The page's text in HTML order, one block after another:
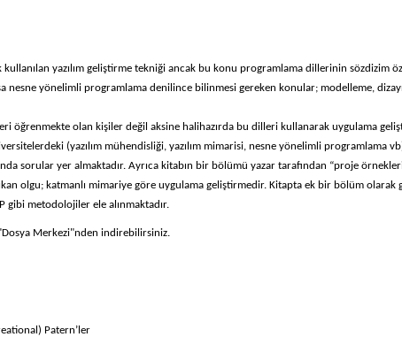
yazılım geliştirme tekniği ancak bu konu programlama dillerinin sözdizim
nesne yönelimli programlama denilince bilinmesi gereken konular; modelleme,
öğrenmekte olan kişiler değil aksine halihazırda bu dilleri kullanarak uygulama
(yazılım mühendisliği, yazılım mimarisi, nesne yönelimli
sorular yer almaktadır. Ayrıca kitabın bir bölümü yazar tarafından “proje
olgu; katmanlı mimariye göre uygulama geliştirmedir. Kitapta ek bir bölüm
gibi metodolojiler ele alınmaktadır.
Merkezi"nden indirebilirsiniz.
Patern’ler